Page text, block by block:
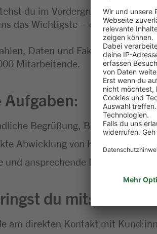
du im Vordergrund. Und ein
das Wichtigste – egal, in
Daten und Fakten: Wir sind
Mitarbeitende.
Aufgaben:
Begrüßung, Bedienung und
Abwicklung von
und ansprechende Präsentation
du mit:
am direkten Kontakt mit